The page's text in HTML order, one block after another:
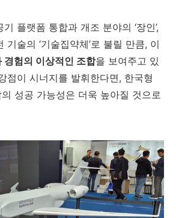
플랫폼 통합과 개조 분야의 ‘장인’,
기술의 ‘기술집약체’로 불릴 만큼, 이
경험의 이상적인 조합을 보여주고 있
점이 시너지를 발휘한다면, 한국형
성공 가능성은 더욱 높아질 것으로